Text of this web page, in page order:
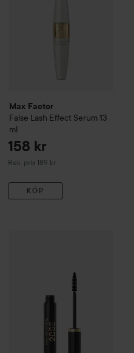
Max Factor
False Lash Effect Serum 13
ml
158 kr
Rek. pris 189 kr
Rekommenderat pris 189 kr
KÖP